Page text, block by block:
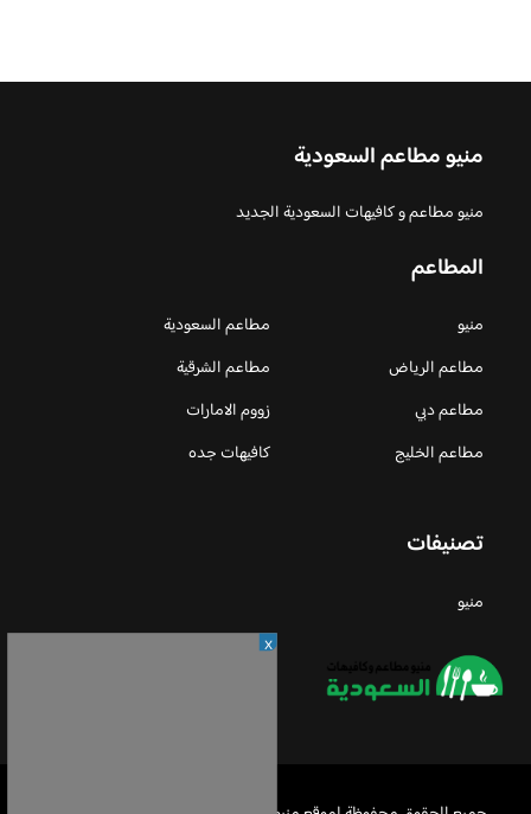
منيو مطاعم السعودية
منيو مطاعم و كافيهات السعودية الجديد
المطاعم
منيو
مطاعم السعودية
مطاعم الرياض
مطاعم الشرقية
مطاعم دبي
زووم الامارات
مطاعم الخليج
كافيهات جده
تصنيفات
منيو
X